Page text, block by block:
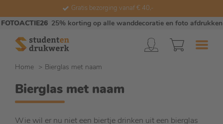
Gratis bezorging vanaf € 40,-
FOTOACTIE26 25% korting op alle wanddecoratie en foto afdrukken
Home Bierglas met naam
Bierglas met naam
Wie wil er nu niet een biertje drinken uit een bierglas